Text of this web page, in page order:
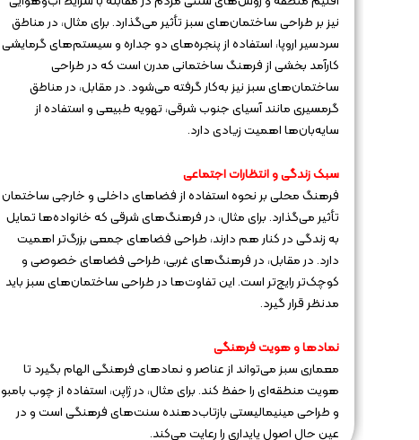
نیز بر طراحی ساختمان‌های سبز تأثیر می‌گذارد. برای مثال، در مناطق
سردسیر اروپا، استفاده از پنجره‌های دو جداره و سیستم‌های گرمایشی
کارآمد بخشی از فرهنگ ساختمانی مدرن است که در طراحی
ساختمان‌های سبز نیز به‌کار گرفته می‌شود. در مقابل، در مناطق
گرمسیری مانند آسیای جنوب شرقی، تهویه طبیعی و استفاده از
سایه‌بان‌ها اهمیت زیادی دارد.
سبک زندگی و انتظارات اجتماعی
فرهنگ محلی بر نحوه استفاده از فضاهای داخلی و خارجی ساختمان
تأثیر می‌گذارد. برای مثال، در فرهنگ‌های شرقی که خانواده‌ها تمایل
به زندگی در کنار هم دارند، طراحی فضاهای جمعی بزرگ‌تر اهمیت
دارد. در مقابل، در فرهنگ‌های غربی، طراحی فضاهای خصوصی و
کوچک‌تر رایج‌تر است. این تفاوت‌ها در طراحی ساختمان‌های سبز باید
مدنظر قرار گیرد.
نمادها و هویت فرهنگی
معماری سبز می‌تواند از عناصر و نمادهای فرهنگی الهام بگیرد تا
هویت منطقه‌ای را حفظ کند. برای مثال، در ژاپن، استفاده از چوب بامبو
و طراحی مینیمالیستی بازتاب‌دهنده سنت‌های فرهنگی است و در
عین حال اصول پایداری را رعایت می‌کند.